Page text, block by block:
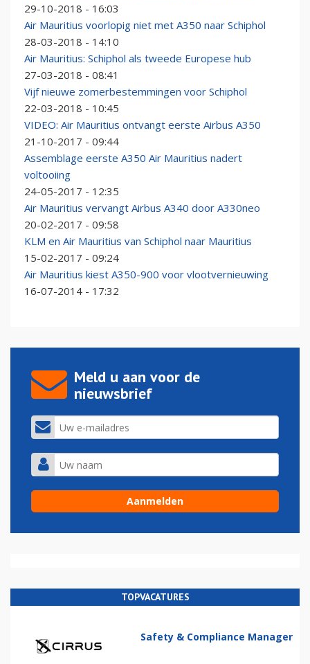
29-10-2018 - 16:03
Air Mauritius voorlopig niet met A350 naar Schiphol
28-03-2018 - 14:10
Air Mauritius: Schiphol als tweede Europese hub
27-03-2018 - 08:41
Vijf nieuwe zomerbestemmingen voor Schiphol
22-03-2018 - 10:45
VIDEO: Air Mauritius ontvangt eerste Airbus A350
21-10-2017 - 09:44
Assemblage eerste A350 Air Mauritius nadert
voltooiing
24-05-2017 - 12:35
Air Mauritius vervangt Airbus A340 door A330neo
20-02-2017 - 09:58
KLM en Air Mauritius van Schiphol naar Mauritius
15-02-2017 - 09:24
Air Mauritius kiest A350-900 voor vlootvernieuwing
16-07-2014 - 17:32
Meld u aan voor de
nieuwsbrief
TOPVACATURES
Safety & Compliance Manager